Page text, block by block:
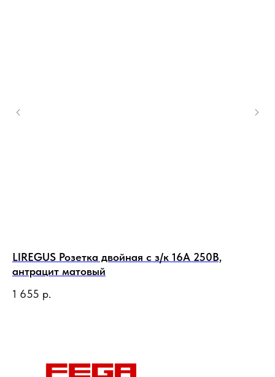
LIREGUS Розетка двойная с з/к 16А 250В,
антрацит матовый
1 655 р.